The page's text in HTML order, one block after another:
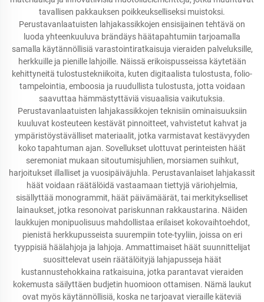
tavallisen pakkauksen poikkeukselliseksi muistoksi.
Perustavanlaatuisten lahjakassikkojen ensisijainen tehtävä on
luoda yhteenkuuluva brändäys häätapahtumiin tarjoamalla
samalla käytännöllisiä varastointiratkaisuja vieraiden palveluksille,
herkkuille ja pienille lahjoille. Näissä erikoispusseissa käytetään
kehittyneitä tulostustekniikoita, kuten digitaalista tulostusta, folio-
tampelointia, emboosia ja ruudullista tulostusta, jotta voidaan
saavuttaa hämmästyttäviä visuaalisia vaikutuksia.
Perustavanlaatuisten lahjakassikkojen teknisiin ominaisuuksiin
kuuluvat kosteuteen kestävät pinnoitteet, vahvistetut kahvat ja
ympäristöystävälliset materiaalit, jotka varmistavat kestävyyden
koko tapahtuman ajan. Sovellukset ulottuvat perinteisten häät
seremoniat mukaan sitoutumisjuhlien, morsiamen suihkut,
harjoitukset illalliset ja vuosipäiväjuhla. Perustavanlaiset lahjakassit
häät voidaan räätälöidä vastaamaan tiettyjä väriohjelmia,
sisällyttää monogrammit, häät päivämäärät, tai merkitykselliset
lainaukset, jotka resonoivat pariskunnan rakkaustarina. Näiden
laukkujen monipuolisuus mahdollistaa erilaiset kokovaihtoehdot,
pienistä herkkupusseista suurempiin tote-tyyliin, joissa on eri
tyyppisiä häälahjoja ja lahjoja. Ammattimaiset häät suunnittelijat
suosittelevat usein räätälöityjä lahjapusseja häät
kustannustehokkaina ratkaisuina, jotka parantavat vieraiden
kokemusta säilyttäen budjetin huomioon ottamisen. Nämä laukut
ovat myös käytännöllisiä, koska ne tarjoavat vieraille käteviä